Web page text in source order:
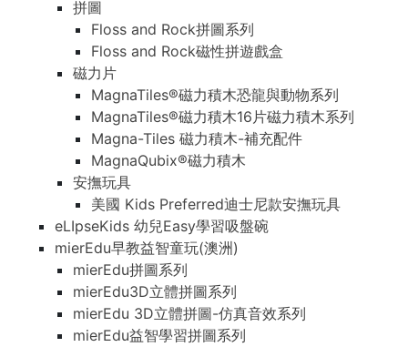
拼圖
Floss and Rock拼圖系列
Floss and Rock磁性拼遊戲盒
磁力片
MagnaTiles®磁力積木恐龍與動物系列
MagnaTiles®磁力積木16片磁力積木系列
Magna-Tiles 磁力積木-補充配件
MagnaQubix®磁力積木
安撫玩具
美國 Kids Preferred迪士尼款安撫玩具
eLIpseKids 幼兒Easy學習吸盤碗
mierEdu早教益智童玩(澳洲)
mierEdu拼圖系列
mierEdu3D立體拼圖系列
mierEdu 3D立體拼圖-仿真音效系列
mierEdu益智學習拼圖系列